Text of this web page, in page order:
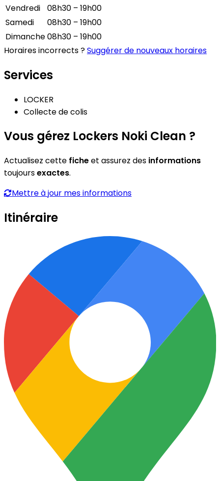
Vendredi
08h30 – 19h00
Samedi
08h30 – 19h00
Dimanche08h30 – 19h00
Horaires incorrects ?Suggérer de nouveaux horaires
Services
LOCKER
Collecte de colis
Vous gérez Lockers Noki Clean ?
Actualisez cette ficheet assurez des informations
toujoursexactes.
Mettre à jour mes informations
Itinéraire